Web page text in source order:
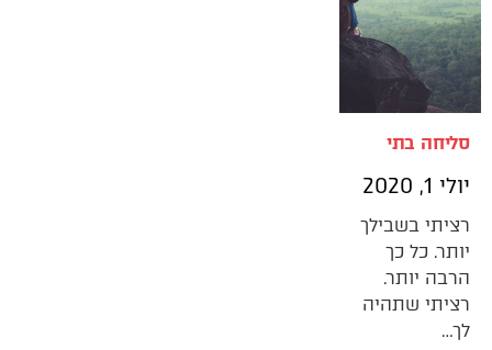
סליחה בתי
יולי 1, 2020
רציתי בשבילך
יותר. כל כך
הרבה יותר.
רציתי שתהיה
לך…